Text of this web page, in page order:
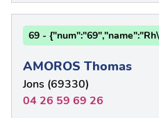
69 -
AMOROS Thomas
Jons (69330)
04 26 59 69 26